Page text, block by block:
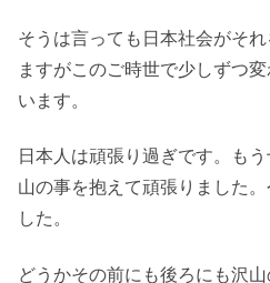
そうは言っても日本社会がそ
ますがこのご時世で少しずつ
います。
日本人は頑張り過ぎです。も
山の事を抱えて頑張りました
した。
どうかその前にも後ろにも沢